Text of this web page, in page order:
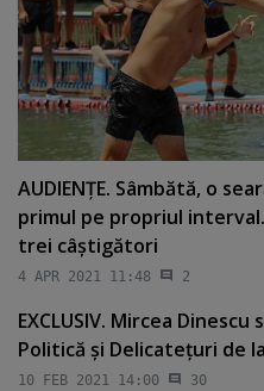
AUDIENŢE. Sâmbătă, o
primul pe propriul
trei câştigători
4 APR 2021 11:48 2
EXCLUSIV. Mircea
Politică şi Delicateţuri de
10 FEB 2021 14:00 30